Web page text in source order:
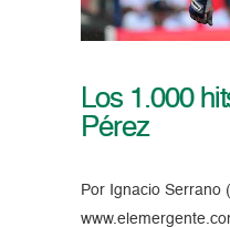
Los 1.000
Pérez
Por Ignacio Serrano